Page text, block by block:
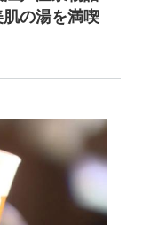
の湯を満喫